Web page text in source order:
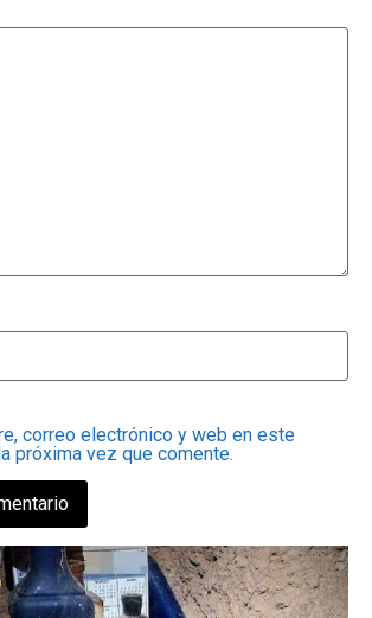
correo electrónico y web en este
próxima vez que comente.